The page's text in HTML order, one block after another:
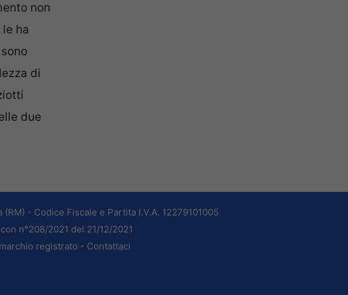
non
ha
di
due
- Codice Fiscale e Partita I.V.A. 12279101005
n°208/2021 del 21/12/2021
registrato - Contattaci